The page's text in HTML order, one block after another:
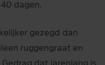
dagen.
gezegd dan
ruggengraat en
dat jarenlang is